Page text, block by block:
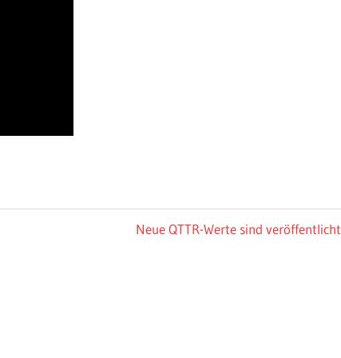
Nächster
Neue QTTR-Werte sind veröffentlicht